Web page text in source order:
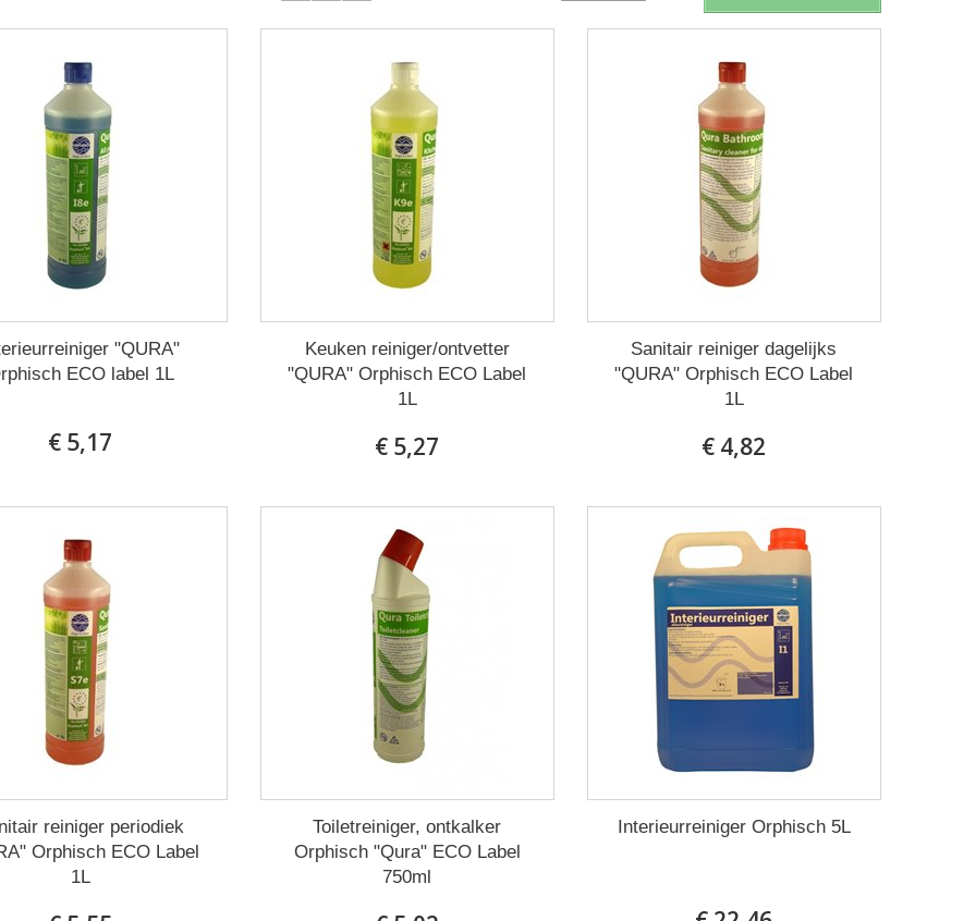
"QURA"
ECO label 1L
€ 5,17
Keuken reiniger/ontvetter
"QURA" Orphisch ECO Label
1L
€ 5,27
Sanitair reiniger dagelijks
"QURA" Orphisch ECO Label
1L
€ 4,82
reiniger periodiek
Orphisch ECO Label
1L
Toiletreiniger, ontkalker
Orphisch "Qura" ECO Label
750ml
Interieurreiniger Orphisch 5L